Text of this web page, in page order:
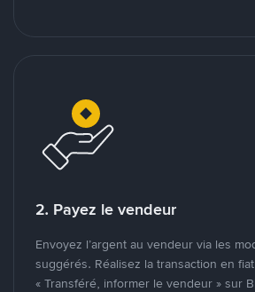
2. Payez le vendeur
Envoyez l’argent au vendeur via les
suggérés. Réalisez la transaction en
« Transféré, informer le vendeur » sur